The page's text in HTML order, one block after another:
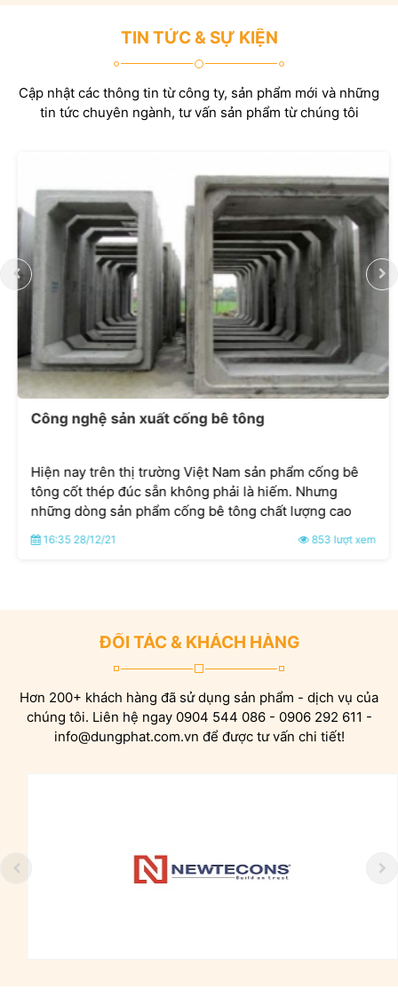
TIN TỨC & SỰ KIỆN
Cập nhật các thông tin từ công ty, sản phẩm mới và những
tin tức chuyên ngành, tư vấn sản phẩm từ chúng tôi
Công nghệ sản xuất cống bê tông
Hiện nay trên thị trường Việt Nam sản phẩm cống bê
tông cốt thép đúc sẵn không phải là hiếm. Nhưng
những dòng sản phẩm cống bê tông chất lượng cao
được sản xuất trên công nghệ tiên tiến thì rất khó tìm.
16:35 28/12/21 853 lượt xem
ĐỐI TÁC & KHÁCH HÀNG
Hơn 200+ khách hàng đã sử dụng sản phẩm - dịch vụ của
chúng tôi. Liên hệ ngay 0904 544 086 - 0906 292 611 -
info@dungphat.com.vn để được tư vấn chi tiết!